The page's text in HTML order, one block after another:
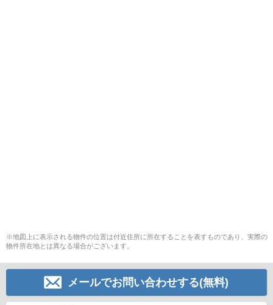
※地図上に表示される物件の位置は付近住所に所在することを表すものであり、実際の
物件所在地とは異なる場合がございます。
メールでお問い合わせする(無料)